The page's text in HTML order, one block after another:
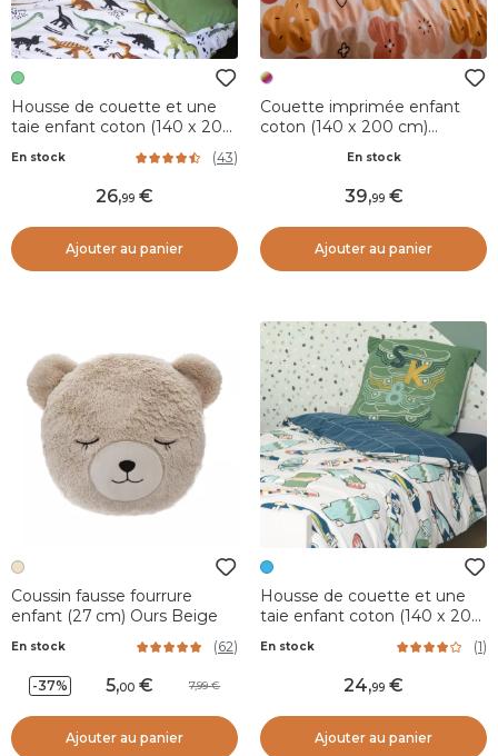
Housse de couette et une
taie enfant coton (140 x 200
En stock (43)
26,99
Ajouter au panier
Couette imprimée enfant
coton (140 x 200 cm)
En stock
39,99
Ajouter au panier
Coussin fausse fourrure
enfant (27 cm) Ours Beige
En stock (62)
-37% 5,00 7,99
Ajouter au panier
Housse de couette et une
taie enfant coton (140 x 200
En stock (1)
24,99
Ajouter au panier